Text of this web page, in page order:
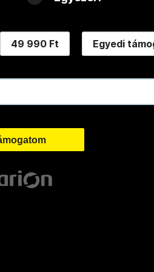
49 990 Ft Egyedi